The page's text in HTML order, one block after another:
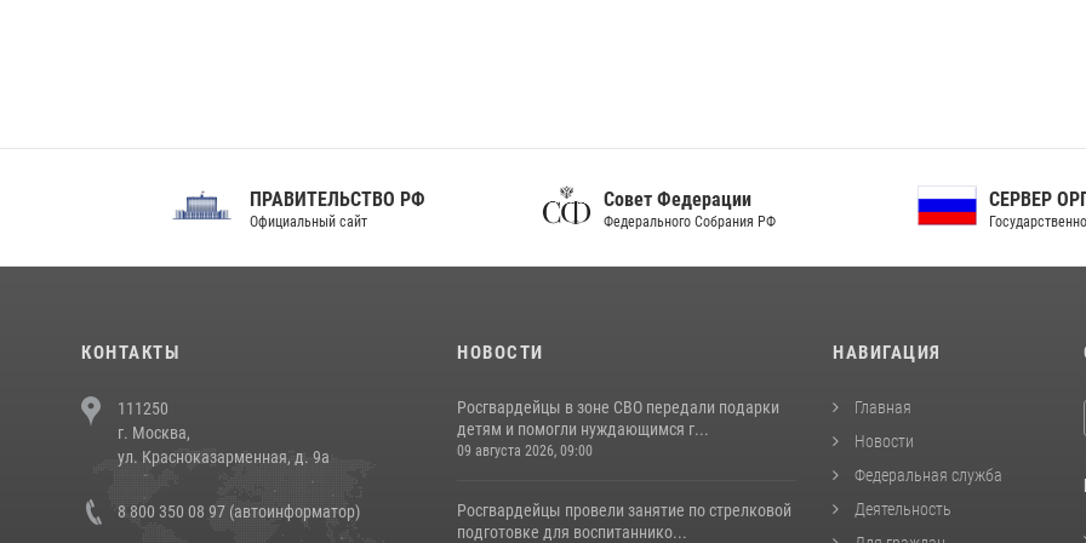
ПРАВИТЕЛЬСТВО РФ
Официальный сайт
Совет Федерации
Федерального Собрания РФ
СЕРВЕР ОРГАНОВ
Государственной власти РФ
КОНТАКТЫ
111250
г. Москва,
ул. Красноказарменная, д. 9а
8 800 350 08 97 (автоинформатор)
НОВОСТИ
Росгвардейцы в зоне СВО передали подарки
детям и помогли нуждающимся г...
09 августа 2026, 09:00
Росгвардейцы провели занятие по стрелковой
подготовке для воспитаннико...
НАВИГАЦИЯ
Главная
Новости
Федеральная служба
Деятельность